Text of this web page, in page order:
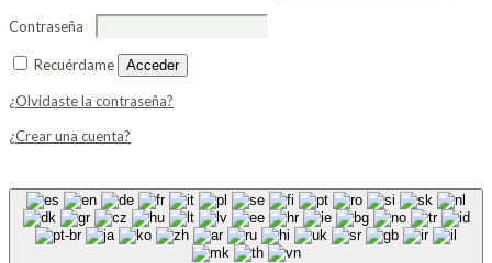
Contraseña
Recuérdame Acceder
¿Olvidaste la contraseña?
¿Crear una cuenta?